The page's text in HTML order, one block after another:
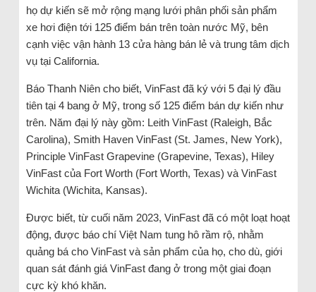
họ dự kiến sẽ mở rộng mạng lưới phân phối sản phẩm
xe hơi điện tới 125 điểm bán trên toàn nước Mỹ, bên
cạnh việc vận hành 13 cửa hàng bán lẻ và trung tâm dịch
vụ tại California.
Báo Thanh Niên cho biết, VinFast đã ký với 5 đại lý đầu
tiên tại 4 bang ở Mỹ, trong số 125 điểm bán dự kiến như
trên. Năm đại lý này gồm: Leith VinFast (Raleigh, Bắc
Carolina), Smith Haven VinFast (St. James, New York),
Principle VinFast Grapevine (Grapevine, Texas), Hiley
VinFast của Fort Worth (Fort Worth, Texas) và VinFast
Wichita (Wichita, Kansas).
Được biết, từ cuối năm 2023, VinFast đã có một loạt hoạt
động, được báo chí Việt Nam tung hô rầm rộ, nhằm
quảng bá cho VinFast và sản phẩm của họ, cho dù, giới
quan sát đánh giá VinFast đang ở trong một giai đoạn
cực kỳ khó khăn.